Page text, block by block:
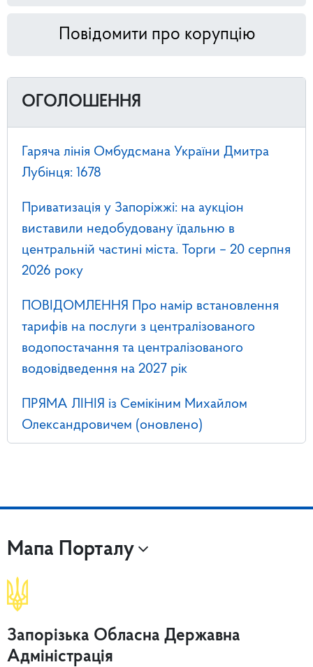
Повідомити про корупцію
ОГОЛОШЕННЯ
Гаряча лінія Омбудсмана України Дмитра
Лубінця: 1678
Приватизація у Запоріжжі: на аукціон
виставили недобудовану їдальню в
центральній частині міста. Торги – 20 серпня
2026 року
ПОВІДОМЛЕННЯ Про намір встановлення
тарифів на послуги з централізованого
водопостачання та централізованого
водовідведення на 2027 рік
ПРЯМА ЛІНІЯ із Семікіним Михайлом
Олександровичем (оновлено)
Мапа Порталу
Запорізька Обласна Державна
Адміністрація